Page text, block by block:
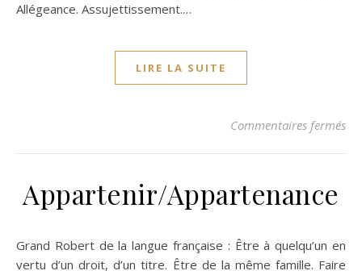
Allégeance. Assujettissement.…
LIRE LA SUITE
Commentaires fermés
Appartenir/Appartenance
Grand Robert de la langue française : Être à quelqu’un en
vertu d’un droit, d’un titre. Être de la même famille. Faire